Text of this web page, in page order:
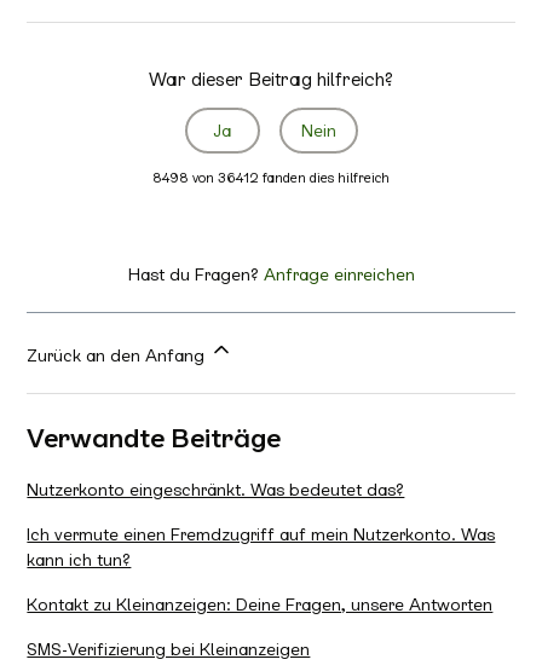
War dieser Beitrag hilfreich?
Ja Nein
8498 von 36412 fanden dies hilfreich
Hast du Fragen? Anfrage einreichen
Zurück an den Anfang
Verwandte Beiträge
Nutzerkonto eingeschränkt. Was bedeutet das?
Ich vermute einen Fremdzugriff auf mein Nutzerkonto. Was
kann ich tun?
Kontakt zu Kleinanzeigen: Deine Fragen, unsere Antworten
SMS-Verifizierung bei Kleinanzeigen